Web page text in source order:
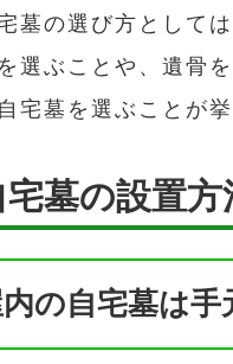
墓の選び方として
選ぶことや、遺骨
宅墓を選ぶことが挙
宅墓の設置
の自宅墓は